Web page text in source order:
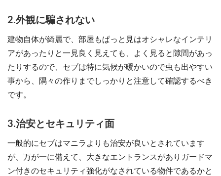
2.外観に騙されない
建物自体が綺麗で、部屋もぱっと見はオシャレなインテリ
アがあったりと一見良く見えても、よく見ると隙間があっ
たりするので、セブは特に気候が暖かいので虫も出やすい
事から、隅々の作りまでしっかりと注意して確認するべき
です。
3.治安とセキュリティ面
一般的にセブはマニラよりも治安が良いとされています
が、万が一に備えて、大きなエントランスがありガードマ
ン付きのセキュリティ強化がなされている物件であるかと